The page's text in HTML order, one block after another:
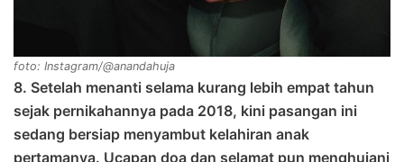
foto: Instagram/@anandahuja
8. Setelah menanti selama kurang lebih empat tahun
sejak pernikahannya pada 2018, kini pasangan ini
sedang bersiap menyambut kelahiran anak
pertamanya. Ucapan doa dan selamat pun menghujani